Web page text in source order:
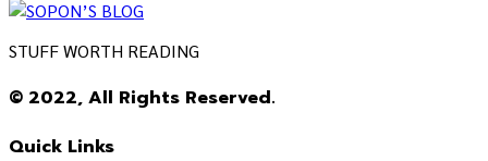
STUFF WORTH READING
© 2022, All Rights Reserved.
Quick Links